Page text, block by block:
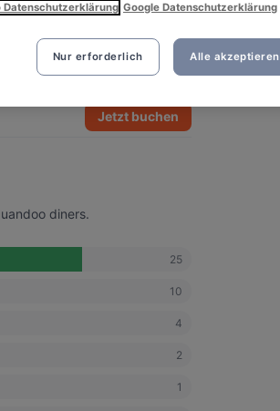
See all 4 photos
Jetzt buchen
diners.
25
10
4
2
1
Datenschutzerklärung Google Datenschutzerklärung
Nur erforderlich Alle akzeptieren